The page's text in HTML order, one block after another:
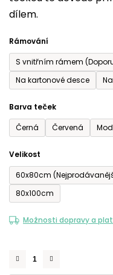
dílem.
Rámování
S vnitřním rámem
Na kartonové desce
Barva teček
Černá
Červená
Velikost
60x80cm
80x100cm
Možnosti dopravy a